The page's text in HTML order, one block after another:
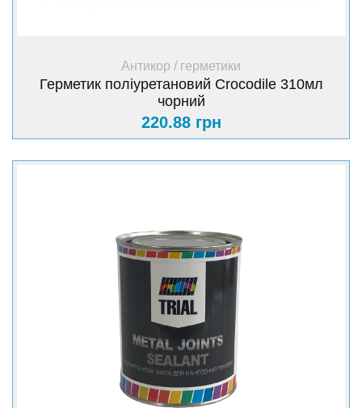
+ Купити
Антикор / герметики
Герметик поліуретановий Crocodile 310мл
чорний
220.88 грн